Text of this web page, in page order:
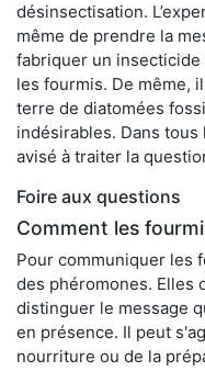
désinsectisation.
même de prendre la
fabriquer un insecticide
les fourmis. De même,
terre de diatomées
indésirables. Dans
avisé à traiter la
Foire aux questions
Comment les
Pour communiquer les
des phéromones. Elles
distinguer le message
en présence. Il peut
nourriture ou de la